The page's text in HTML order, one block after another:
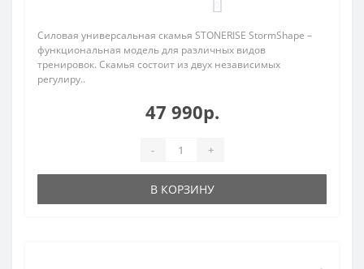
Силовая универсальная скамья STONERISE StormShape –
функциональная модель для различных видов
тренировок. Скамья состоит из двух независимых
регулиру..
47 990р.
- +
В КОРЗИНУ